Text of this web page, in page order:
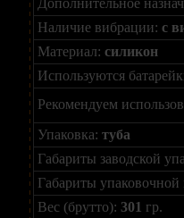
Наличие вибрации: с
Материал: силикон
Используются
Рекомендуем
Упаковка: туба
Габариты заводской
Габариты
Вес (брутто): 301 гр.